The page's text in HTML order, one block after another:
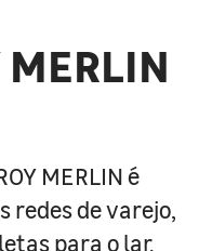
MERLIN é
redes de varejo,
para o lar.